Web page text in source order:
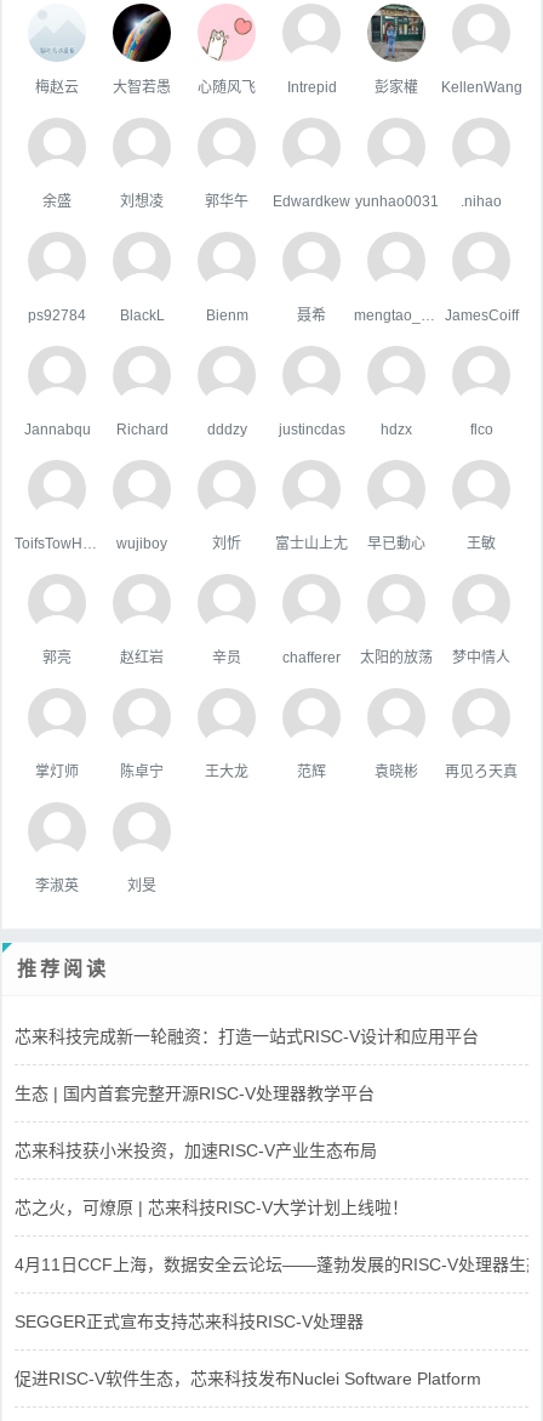
梅赵云 大智若愚 心随风飞 Intrepid 彭家權 KellenWang
余盛 刘想凌 郭华午 Edwardkew yunhao0031 .nihao
ps92784 BlackL Bienm 聂希 JamesCoiff
Jannabqu Richard dddzy justincdas hdzx flco
wujiboy 刘忻 富士山上尢 早已動心 王敏
郭亮 赵红岩 辛员 chafferer 太阳的放荡 梦中情人
掌灯师 陈卓宁 王大龙 范辉 袁晓彬 再见ろ天真
李淑英 刘旻
推荐阅读
芯来科技完成新一轮融资：打造一站式RISC-V设计和应用平台
生态 | 国内首套完整开源RISC-V处理器教学平台
芯来科技获小米投资，加速RISC-V产业生态布局
芯之火，可燎原 | 芯来科技RISC-V大学计划上线啦！
4月11日CCF上海，数据安全云论坛——蓬勃发展的RISC-V处理器生态
SEGGER正式宣布支持芯来科技RISC-V处理器
促进RISC-V软件生态，芯来科技发布Nuclei Software Platform